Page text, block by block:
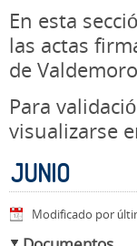
En esta
las actas
de
Para
visualizarse
JUNIO
Modificado por